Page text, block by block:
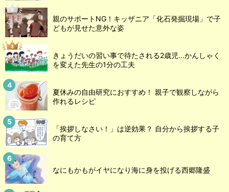
親のサポートNG！キッザニア「化石発掘現場」で子
どもが見せた意外な姿
きょうだいの習い事で待たされる2歳児...かんしゃく
を変えた先生の1分の工夫
夏休みの自由研究におすすめ！ 親子で観察しながら
作れるレシピ
「挨拶しなさい！」は逆効果？ 自分から挨拶する子
の育て方
なにもかもがイヤになり海に身を投げる西郷隆盛